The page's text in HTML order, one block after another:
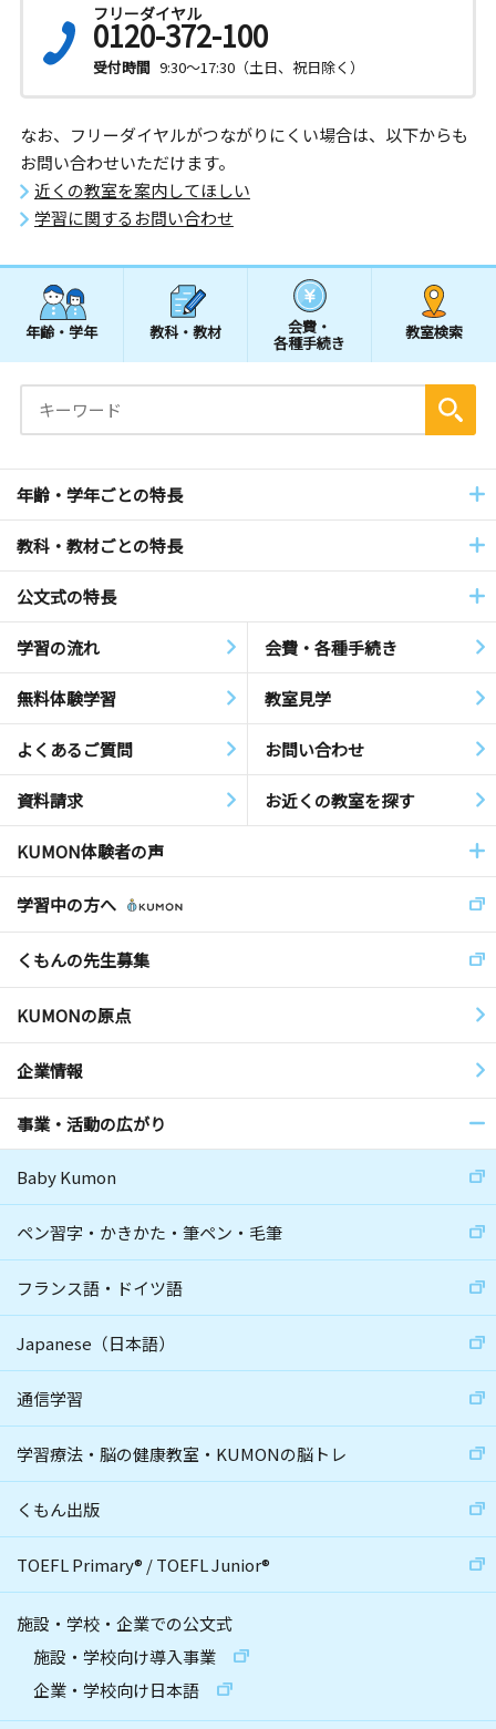
フリーダイヤル
0120-372-100
受付時間 9:30～17:30（土日、祝日除く）
なお、フリーダイヤルがつながりにくい場合は、以下からも
お問い合わせいただけます。
近くの教室を案内してほしい
学習に関するお問い合わせ
年齢・学年 教科・教材 会費・
各種手続き
教室検索
年齢・学年ごとの特長
教科・教材ごとの特長
公文式の特長
学習の流れ 会費・各種手続き
無料体験学習 教室見学
よくあるご質問 お問い合わせ
資料請求 お近くの教室を探す
KUMON体験者の声
学習中の方へ
くもんの先生募集
KUMONの原点
企業情報
事業・活動の広がり
Baby Kumon
ペン習字・かきかた・筆ペン・毛筆
フランス語・ドイツ語
Japanese（日本語）
通信学習
学習療法・脳の健康教室・KUMONの脳トレ
くもん出版
TOEFL Primary® /TOEFL Junior®
施設・学校・企業での公文式
施設・学校向け導入事業
企業・学校向け日本語